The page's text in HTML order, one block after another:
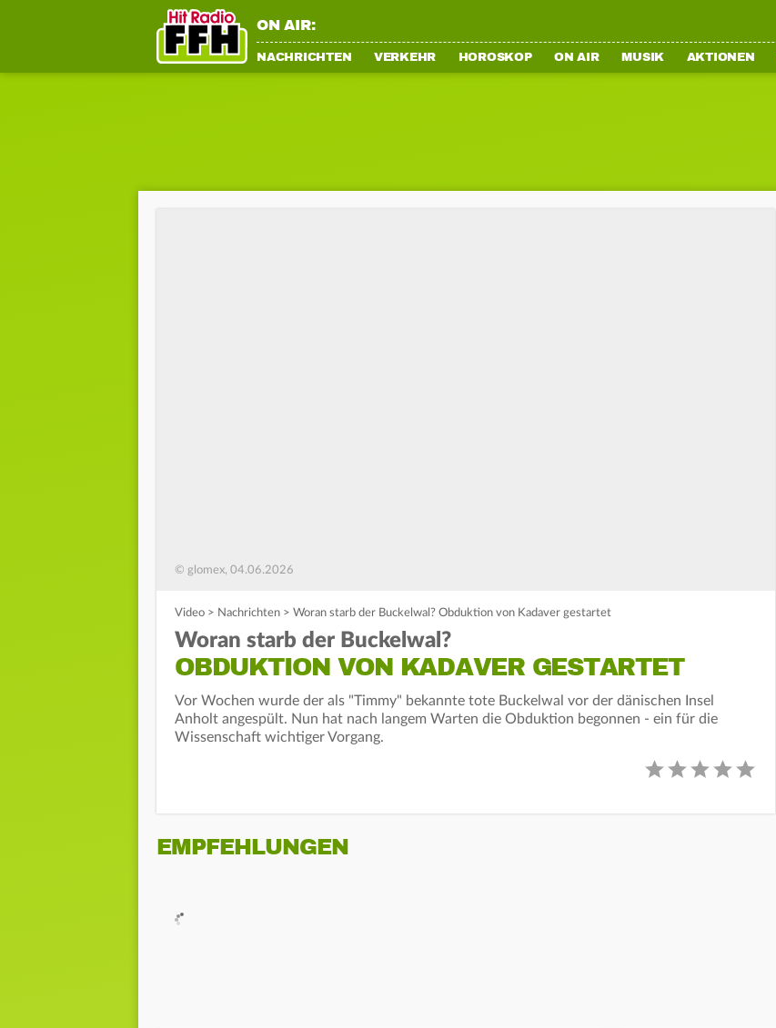
ON AIR:
NACHRICHTEN VERKEHR HOROSKOP ON AIR MUSIK AKTIONEN
© glomex, 04.06.2026
Video > Nachrichten > Woran starb der Buckelwal? Obduktion von Kadaver gestartet
Woran starb der Buckelwal?
OBDUKTION VON KADAVER GESTARTET
Vor Wochen wurde der als "Timmy" bekannte tote Buckelwal vor der dänischen Insel
Anholt angespült. Nun hat nach langem Warten die Obduktion begonnen - ein für die
Wissenschaft wichtiger Vorgang.
EMPFEHLUNGEN